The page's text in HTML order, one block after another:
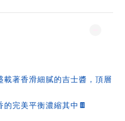
著香滑細膩的吉士醬，頂層
完美平衡濃縮其中🍫